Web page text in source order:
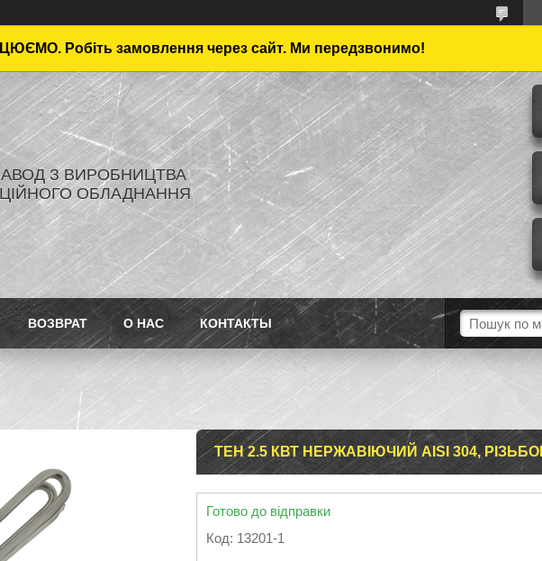
Робіть замовлення через сайт. Ми передзвонимо!
З ВИРОБНИЦТВА
ОБЛАДНАННЯ
ВОЗВРАТ О НАС КОНТАКТЫ
ТЕН 2.5 КВТ НЕРЖАВІЮЧИЙ AISI 304,
Готово до відправки
Код: 13201-1